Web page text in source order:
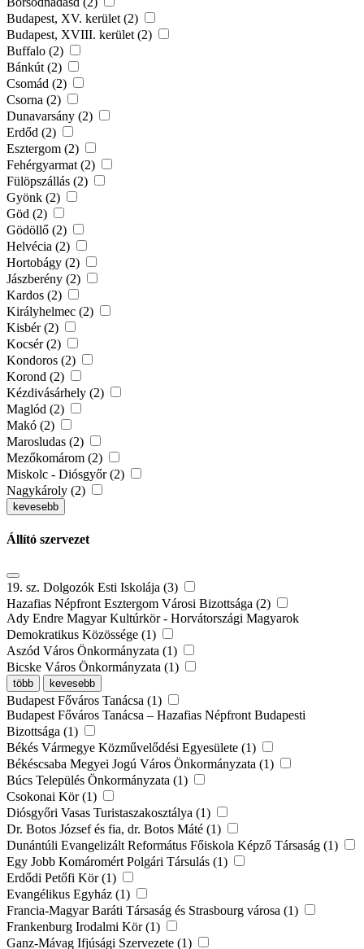
Budapest, XV. kerület (2)
Budapest, XVIII. kerület (2)
Buffalo (2)
Bánkút (2)
Csomád (2)
Csorna (2)
Dunavarsány (2)
Erdőd (2)
Esztergom (2)
Fehérgyarmat (2)
Fülöpszállás (2)
Gyönk (2)
Göd (2)
Gödöllő (2)
Helvécia (2)
Hortobágy (2)
Jászberény (2)
Kardos (2)
Királyhelmec (2)
Kisbér (2)
Kocsér (2)
Kondoros (2)
Korond (2)
Kézdivásárhely (2)
Maglód (2)
Makó (2)
Marosludas (2)
Mezőkomárom (2)
Miskolc - Diósgyőr (2)
Nagykároly (2)
kevesebb
Állító szervezet
19. sz. Dolgozók Esti Iskolája (3)
Hazafias Népfront Esztergom Városi Bizottsága (2)
Ady Endre Magyar Kultúrkör - Horvátországi Magyarok
Demokratikus Közössége (1)
Aszód Város Önkormányzata (1)
Bicske Város Önkormányzata (1)
több kevesebb
Budapest Főváros Tanácsa (1)
Budapest Főváros Tanácsa – Hazafias Népfront Budapesti
Bizottsága (1)
Békés Vármegye Közművelődési Egyesülete (1)
Békéscsaba Megyei Jogú Város Önkormányzata (1)
Búcs Település Önkormányzata (1)
Csokonai Kör (1)
Diósgyőri Vasas Turistaszakosztálya (1)
Dr. Botos József és fia, dr. Botos Máté (1)
Dunántúli Evangelizált Református Főiskola Képző Társaság (1)
Egy Jobb Komáromért Polgári Társulás (1)
Erdődi Petőfi Kör (1)
Evangélikus Egyház (1)
Francia-Magyar Baráti Társaság és Strasbourg városa (1)
Frankenburg Irodalmi Kör (1)
Ganz-Mávag Ifjúsági Szervezete (1)